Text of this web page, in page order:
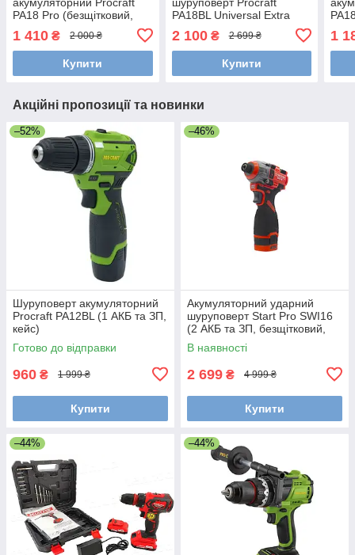
PA18 Pro (безщітковий,
1 410 ₴ 2 000 ₴
Купити
PA18BL Universal Extra
АКБ та ЗП)
2 100₴ 2 699 ₴
Купити
1
Акційні пропозиції та новинки
–52%
Шуруповерт акумуляторний
Procraft PA12BL (1 АКБ та ЗП,
кейс)
Готово до відправки
960 ₴ 1 999 ₴
Купити
–46%
Акумуляторний ударний
шуруповерт Start Pro SWI16
(2 АКБ та ЗП, безщітковий,
кейс)
В наявності
2 699 ₴ 4 999 ₴
Купити
–44% –44%